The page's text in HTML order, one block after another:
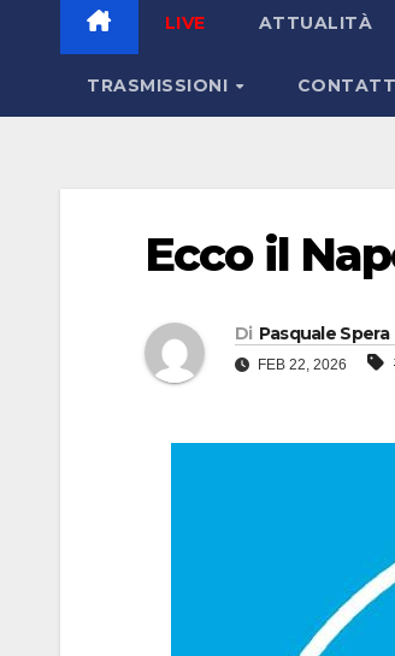
LIVE ATTUALITÀ
TRASMISSIONI
Ecco il
Di Pasquale Spera
FEB 22, 2026